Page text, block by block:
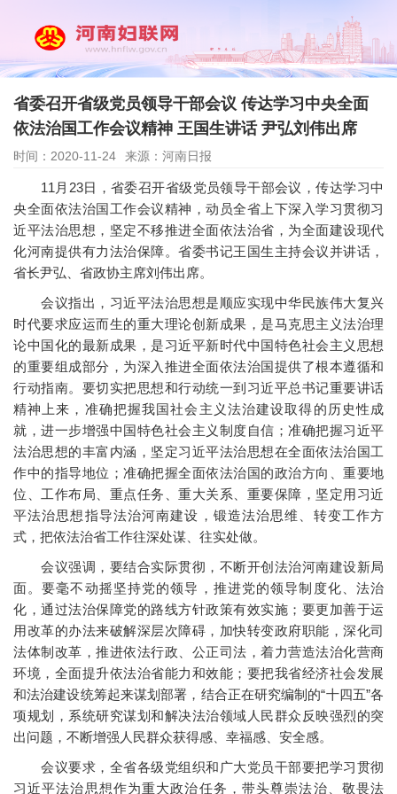
省委召开省级党员领导干部会议 传达学习中央全面
依法治国工作会议精神 王国生讲话 尹弘刘伟出席
时间：2020-11-24 来源：河南日报
11月23日，省委召开省级党员领导干部会议，传达学习中
央全面依法治国工作会议精神，动员全省上下深入学习贯彻习
近平法治思想，坚定不移推进全面依法治省，为全面建设现代
化河南提供有力法治保障。省委书记王国生主持会议并讲话，
省长尹弘、省政协主席刘伟出席。
会议指出，习近平法治思想是顺应实现中华民族伟大复兴
时代要求应运而生的重大理论创新成果，是马克思主义法治理
论中国化的最新成果，是习近平新时代中国特色社会主义思想
的重要组成部分，为深入推进全面依法治国提供了根本遵循和
行动指南。要切实把思想和行动统一到习近平总书记重要讲话
精神上来，准确把握我国社会主义法治建设取得的历史性成
就，进一步增强中国特色社会主义制度自信；准确把握习近平
法治思想的丰富内涵，坚定习近平法治思想在全面依法治国工
作中的指导地位；准确把握全面依法治国的政治方向、重要地
位、工作布局、重点任务、重大关系、重要保障，坚定用习近
平法治思想指导法治河南建设，锻造法治思维、转变工作方
式，把依法治省工作往深处谋、往实处做。
会议强调，要结合实际贯彻，不断开创法治河南建设新局
面。要毫不动摇坚持党的领导，推进党的领导制度化、法治
化，通过法治保障党的路线方针政策有效实施；要更加善于运
用改革的办法来破解深层次障碍，加快转变政府职能，深化司
法体制改革，推进依法行政、公正司法，着力营造法治化营商
环境，全面提升依法治省能力和效能；要把我省经济社会发展
和法治建设统筹起来谋划部署，结合正在研究编制的“十四五”各
项规划，系统研究谋划和解决法治领域人民群众反映强烈的突
出问题，不断增强人民群众获得感、幸福感、安全感。
会议要求，全省各级党组织和广大党员干部要把学习贯彻
习近平法治思想作为重大政治任务，带头尊崇法治、敬畏法